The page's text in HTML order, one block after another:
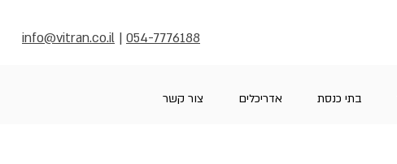
info@vitran.co.il | 054-7776188
בתי כנסת אדריכלים צור קשר